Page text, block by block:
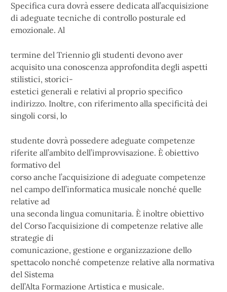
Specifica cura dovrà essere dedicata all’acquisizione
di adeguate tecniche di controllo posturale ed
emozionale. Al
termine del Triennio gli studenti devono aver
acquisito una conoscenza approfondita degli aspetti
stilistici, storici-
estetici generali e relativi al proprio specifico
indirizzo. Inoltre, con riferimento alla specificità dei
singoli corsi, lo
studente dovrà possedere adeguate competenze
riferite all’ambito dell’improvvisazione. È obiettivo
formativo del
corso anche l’acquisizione di adeguate competenze
nel campo dell’informatica musicale nonché quelle
relative ad
una seconda lingua comunitaria. È inoltre obiettivo
del Corso l’acquisizione di competenze relative alle
strategie di
comunicazione, gestione e organizzazione dello
spettacolo nonché competenze relative alla normativa
del Sistema
dell’Alta Formazione Artistica e musicale.